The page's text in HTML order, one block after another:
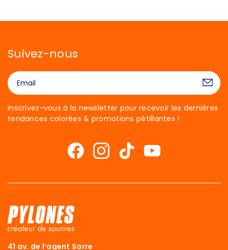
Suivez-nous
Inscrivez-vous à la newsletter pour recevoir les dernières
tendances colorées & promotions pétillantes !
41 av. de l’agent Sarre